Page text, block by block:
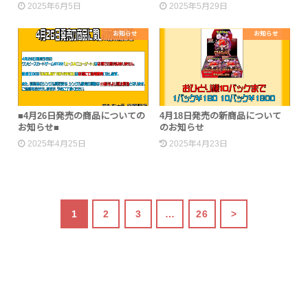
2025年6月5日 2025年5月29日
お知らせ
■4月26日発売の商品についての
お知らせ■
2025年4月25日
お知らせ
4月18日発売の新商品について
のお知らせ
2025年4月23日
1 2 3 … 26 >